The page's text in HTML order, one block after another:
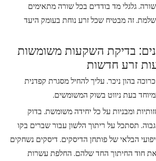
גלגלי מד בודדים בכל שורה מתאימים
זה מבטיח שכל זרע נוחת בעומק היעד
בדיקת השקעות משומשות
זרע חדשות
בהון ניכר. עליך להחיל מסגרת קפדנית
בעת ניווט בשוק המשומשים.
ומבניות על כל יחידה משומשת. בדוק
תסתכל על ריתוך הלשון עבור שברים בקו
הבלאי של פותחן הדיסקים. דיסקים נשחקים
חוד החיתוך החד שלהם. החלפת עשרות